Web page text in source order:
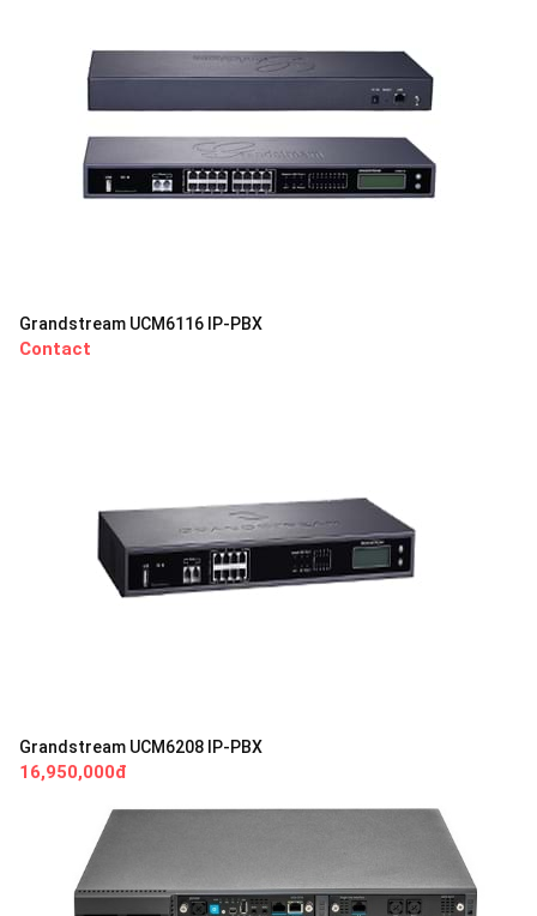
Grandstream UCM6116 IP-PBX
Contact
Grandstream UCM6208 IP-PBX
16,950,000đ